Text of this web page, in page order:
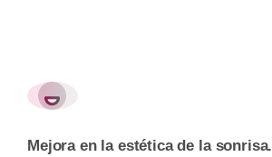
Mejora en la estética de la sonrisa.